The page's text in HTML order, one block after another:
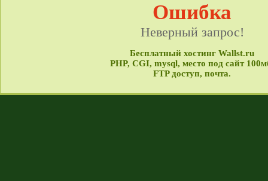
Ошибка
Неверный запрос!
Бесплатный хостинг Wallst.ru
PHP, CGI, mysql, место под сайт
FTP доступ, почта.